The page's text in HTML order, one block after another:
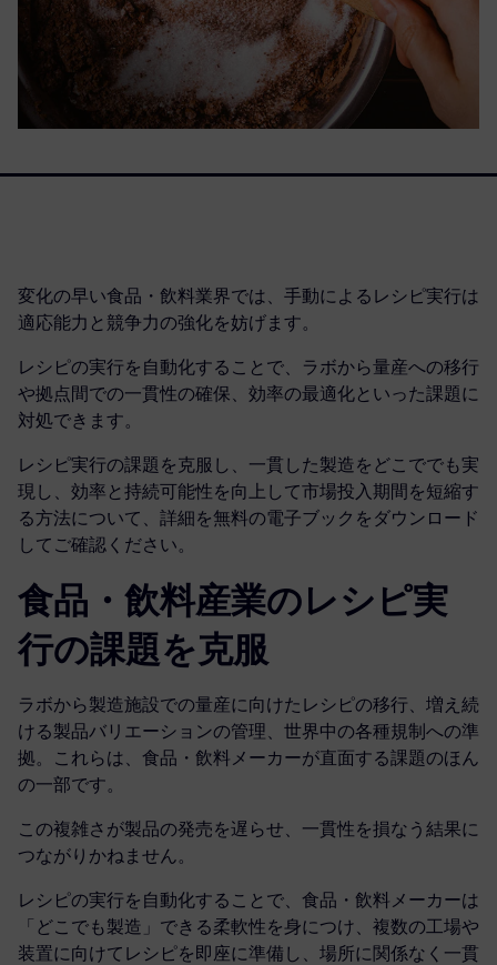
変化の早い食品・飲料業界では、手動によるレシピ実行は
適応能力と競争力の強化を妨げます。
レシピの実行を自動化することで、ラボから量産への移行
や拠点間での一貫性の確保、効率の最適化といった課題に
対処できます。
レシピ実行の課題を克服し、一貫した製造をどこででも実
現し、効率と持続可能性を向上して市場投入期間を短縮す
る方法について、詳細を無料の電子ブックをダウンロード
してご確認ください。
食品・飲料産業のレシピ実
行の課題を克服
ラボから製造施設での量産に向けたレシピの移行、増え続
ける製品バリエーションの管理、世界中の各種規制への準
拠。これらは、食品・飲料メーカーが直面する課題のほん
の一部です。
この複雑さが製品の発売を遅らせ、一貫性を損なう結果に
つながりかねません。
レシピの実行を自動化することで、食品・飲料メーカーは
「どこでも製造」できる柔軟性を身につけ、複数の工場や
装置に向けてレシピを即座に準備し、場所に関係なく一貫